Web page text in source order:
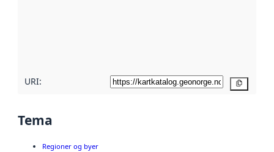
URI:
Tema
Regioner og byer